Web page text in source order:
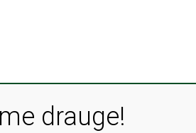
drauge!